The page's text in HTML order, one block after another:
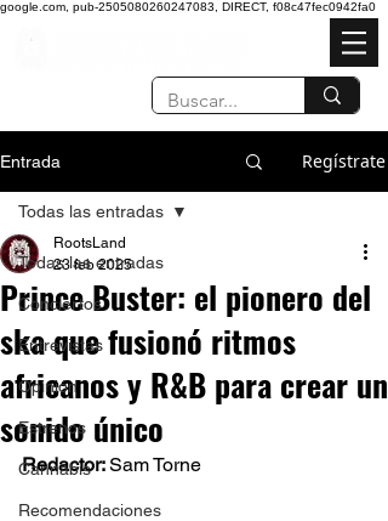
google.com, pub-2505080260247083, DIRECT, f08c47fec0942fa0
Entrada Regístrate
Todas las entradas
Conciertos
Entrevistas
Opinión
Estrenos
Cannabis
Recomendaciones
Todas las entradas
Prince Buster: el pionero del
ska que fusionó ritmos
africanos y R&B para crear un
sonido único
RootsLand
23 feb 2025
Redactor: Sam Torne